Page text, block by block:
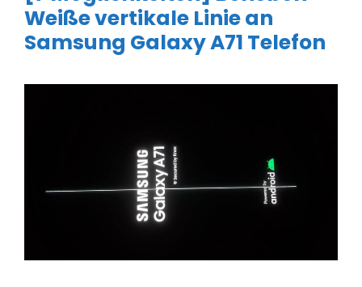
Weiße vertikale Linie an
Samsung Galaxy A71 Telefon